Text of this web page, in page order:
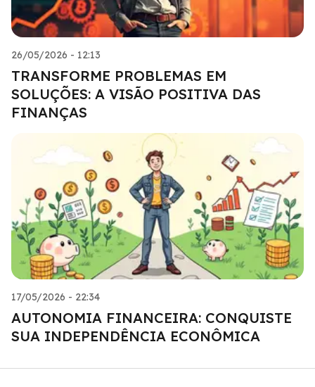
26/05/2026 - 12:13
TRANSFORME PROBLEMAS EM
SOLUÇÕES: A VISÃO POSITIVA DAS
FINANÇAS
17/05/2026 - 22:34
AUTONOMIA FINANCEIRA: CONQUISTE
SUA INDEPENDÊNCIA ECONÔMICA